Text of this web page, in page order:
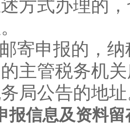
方式办理的
申报的，纳
主管税务机
局公告的地
信息及资料留